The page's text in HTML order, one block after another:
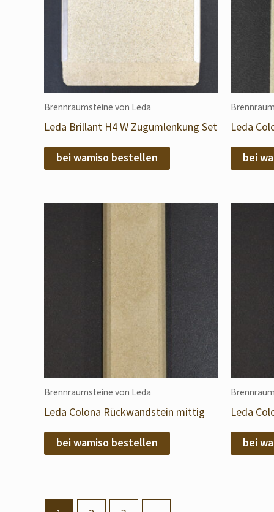
Brennraumsteine von Leda
Leda Brillant H4 W Zugumlenkung Set
bei wamiso bestellen
Leda
bei
Brennraumsteine von Leda
Leda Colona Rückwandstein mittig
bei wamiso bestellen
Leda
bei